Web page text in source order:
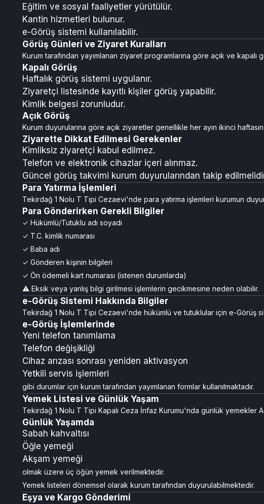
Eğitim ve sosyal faaliyetler yürütülür.
Kantin hizmetleri bulunur.
e-Görüş sistemi kullanılabilir.
Görüş Günleri ve Ziyaret Kuralları
Kurum tarafından yayımlanan ziyaret programlarına göre açık ve
Kapalı Görüş
Haftalık görüş sistemi uygulanır.
Ziyaretçi listesinde kayıtlı kişiler görüş yapabilir.
Kimlik belgesi zorunludur.
Açık Görüş
Kurum duyurularına göre açık ziyaretler genellikle her ayın ikinci
Ziyarette Dikkat Edilmesi Gerekenler
Kimliksiz ziyaretçi kabul edilmez.
Telefon ve elektronik cihazlar içeri alınmaz.
Güncel görüş takvimi kurum duyurularından takip
Para Yatırma İşlemleri
Tekirdağ 1 Nolu T Tipi Cezaevi'nde para yatırma işlemleri kurumun
Para Gönderirken Gerekli Bilgiler
✓ Hükümlü/Tutuklu adı soyadı
✓ T.C. kimlik numarası
✓ Baba adı
✓ Gönderen kişinin bilgileri
✓ Ön ödemeli kart numarası (istenen durumlarda)
⚠️ Eksik veya yanlış bilgi girilmesi işlemlerin gecikmesine neden olabilir.
e-Görüş Sistemi Hakkında Bilgiler
Tekirdağ 1 Nolu T Tipi Cezaevi'nde hükümlü ve tutuklular için e-Görüş
e-Görüş İşlemlerinde
Yeni telefon tanımlama
Telefon değişikliği
Cihaz arızası sonrası yeniden aktivasyon
Yetkili servis işlemleri
gibi durumlar için kurum tarafından yayımlanan formlar kullanılmaktadır.
Yemek Listesi ve Günlük Yaşam
Tekirdağ 1 Nolu T Tipi Kapalı Ceza İnfaz Kurumu'nda günlük yemekler
Günlük Yaşamda
Sabah kahvaltısı
Öğle yemeği
Akşam yemeği
olmak üzere üç öğün yemek verilmektedir.
Yemek listeleri dönemsel olarak kurum tarafından duyurulabilmektedir.
Eşya ve Kargo Gönderimi